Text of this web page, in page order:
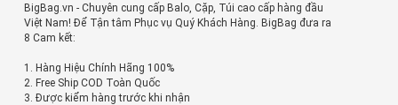
BigBag.vn - Chuyên cung cấp Balo, Cặp, Túi cao cấp hàng đầu
Việt Nam! Để Tận tâm Phục vụ Quý Khách Hàng. BigBag đưa ra
8 Cam kết:
1. Hàng Hiệu Chính Hãng 100%
2. Free Ship COD Toàn Quốc
3. Được kiểm hàng trước khi nhận